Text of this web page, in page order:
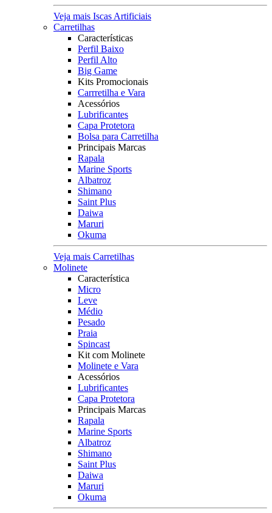
Veja mais Iscas Artificiais
Carretilhas
Características
Perfil Baixo
Perfil Alto
Big Game
Kits Promocionais
Carrretilha e Vara
Acessórios
Lubrificantes
Capa Protetora
Bolsa para Carretilha
Principais Marcas
Rapala
Marine Sports
Albatroz
Shimano
Saint Plus
Daiwa
Maruri
Okuma
Veja mais Carretilhas
Molinete
Característica
Micro
Leve
Médio
Pesado
Praia
Spincast
Kit com Molinete
Molinete e Vara
Acessórios
Lubrificantes
Capa Protetora
Principais Marcas
Rapala
Marine Sports
Albatroz
Shimano
Saint Plus
Daiwa
Maruri
Okuma